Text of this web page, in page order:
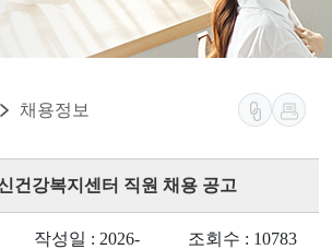
채용정보
건강복지센터 직원 채용 공고
작성일 : 2026-
조회수 : 10783